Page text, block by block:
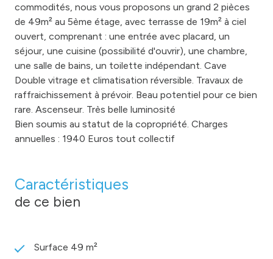
commodités, nous vous proposons un grand 2 pièces
de 49m² au 5ème étage, avec terrasse de 19m² à ciel
ouvert, comprenant : une entrée avec placard, un
séjour, une cuisine (possibilité d'ouvrir), une chambre,
une salle de bains, un toilette indépendant. Cave
Double vitrage et climatisation réversible. Travaux de
raffraichissement à prévoir. Beau potentiel pour ce bien
rare. Ascenseur. Très belle luminosité
Bien soumis au statut de la copropriété. Charges
annuelles : 1940 Euros tout collectif
Caractéristiques
de ce bien
Surface 49 m²